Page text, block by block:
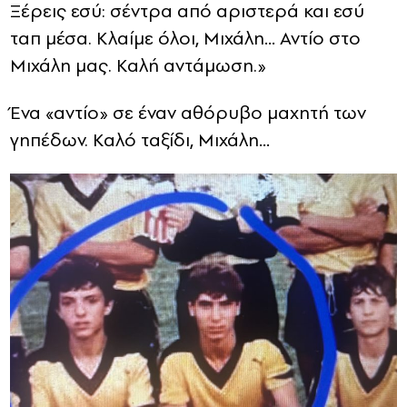
Ξέρεις εσύ: σέντρα από αριστερά και εσύ
ταπ μέσα. Κλαίμε όλοι, Μιχάλη… Αντίο στο
Μιχάλη μας. Καλή αντάμωση.»
Ένα «αντίο» σε έναν αθόρυβο μαχητή των
γηπέδων. Καλό ταξίδι, Μιχάλη…